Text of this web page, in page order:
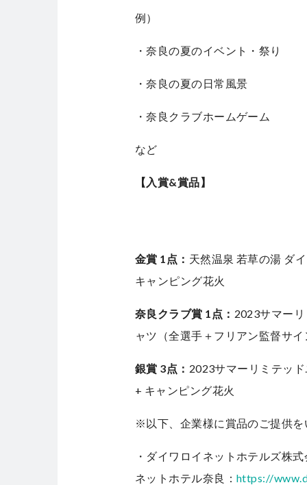
例）
・奈良の夏のイベント・祭り
・奈良の夏の日常風景
・奈良クラブホームゲーム
など
【入賞&賞品】
金賞 1点： 天然温泉 若草の湯 ダ
キャンピング花火
奈良クラブ賞 1点： 2023サマー
ャツ（全選手＋フリアン監督サ
銀賞 3点： 2023サマーリミテッ
+ キャンピング花火
※以下、企業様に賞品のご提供
・ダイワロイネットホテルズ株
ネットホテル奈良：https://